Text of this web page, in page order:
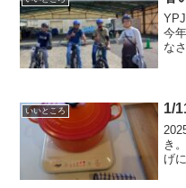
リ
今
な
森
で
いいところ 1/
き
げ